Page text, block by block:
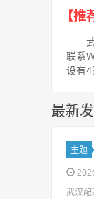
【推
联系
设有
最新
主题
武汉